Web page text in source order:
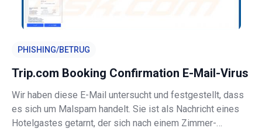
PHISHING/BETRUG
Trip.com Booking Confirmation E-Mail-Virus
Wir haben diese E-Mail untersucht und festgestellt, dass
es sich um Malspam handelt. Sie ist als Nachricht eines
Hotelgastes getarnt, der sich nach einem Zimmer-